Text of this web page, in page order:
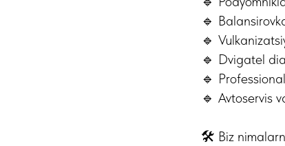
🔹
🔹
🔹 Dvigatel
🔹
🔹 Avtoservis
🛠 Biz